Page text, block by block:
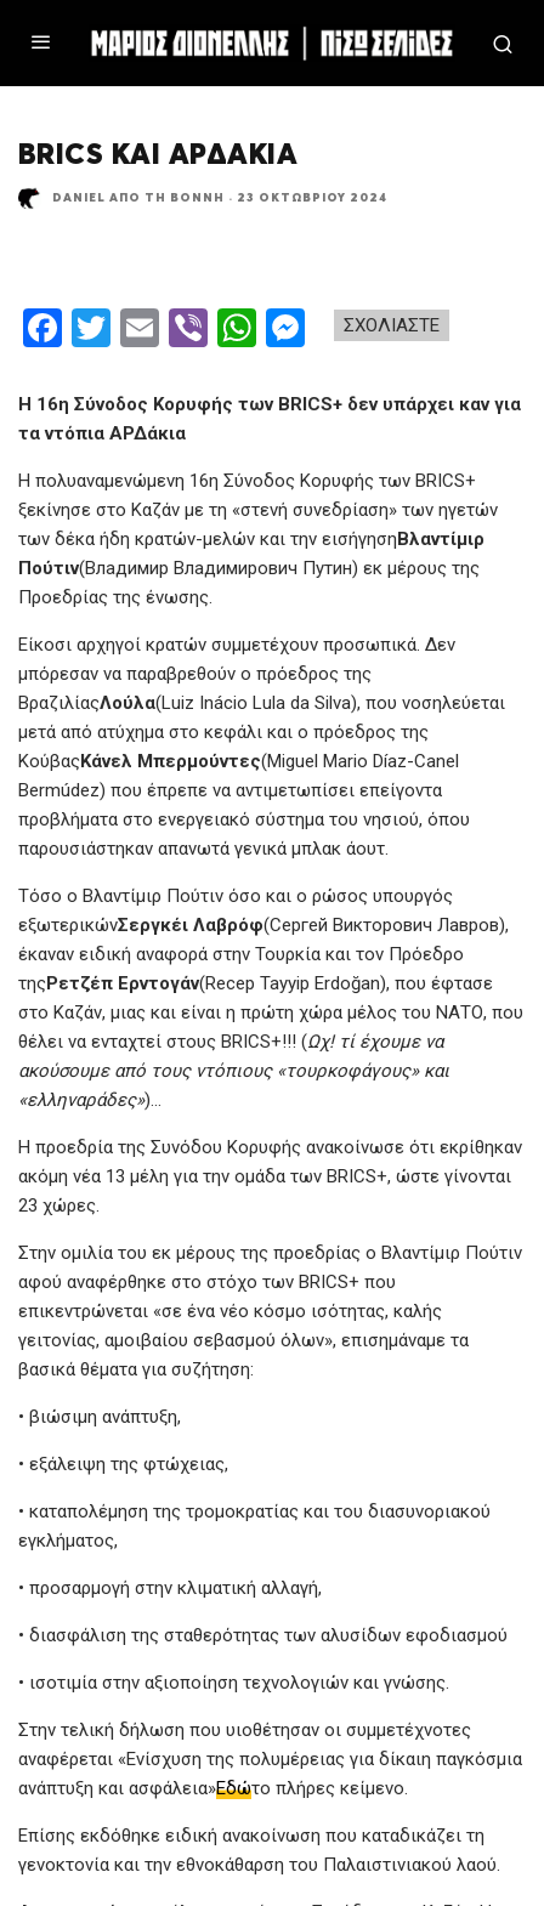
BRICS ΚΑΙ ΑΡΔΆΚΙΑ
DANIEL ΑΠΌ ΤΗ ΒΌΝΝΗ · 23 ΟΚΤΩΒΡΊΟΥ 2024
ΣΧΟΛΙΑΣΤΕ
F
ce
b
o
o
k
T
tt
er
E
ail
Vi
er
W
at
A
p
p
se
g
er
Η 16η Σύνοδος Κορυφής των BRICS+ δεν υπάρχει καν για
τα ντόπια ΑΡΔάκια
Η πολυαναμενώμενη 16η Σύνοδος Κορυφής των BRICS+
ξεκίνησε στο Καζάν με τη «στενή συνεδρίαση» των ηγετών
των δέκα ήδη κρατών-μελών και την εισήγησηΒλαντίμιρ
Πούτιν(Владимир Владимирович Путин) εκ μέρους της
Προεδρίας της ένωσης.
Είκοσι αρχηγοί κρατών συμμετέχουν προσωπικά. Δεν
μπόρεσαν να παραβρεθούν ο πρόεδρος της
ΒραζιλίαςΛούλα(Luiz Inácio Lula da Silva), που νοσηλεύεται
μετά από ατύχημα στο κεφάλι και ο πρόεδρος της
ΚούβαςΚάνελ Μπερμούντες(Miguel Mario Díaz-Canel
Bermúdez) που έπρεπε να αντιμετωπίσει επείγοντα
προβλήματα στο ενεργειακό σύστημα του νησιού, όπου
παρουσιάστηκαν απανωτά γενικά μπλακ άουτ.
Τόσο ο Βλαντίμιρ Πούτιν όσο και ο ρώσος υπουργός
εξωτερικώνΣεργκέι Λαβρόφ(Сергей Викторович Лавров‎‎),
έκαναν ειδική αναφορά στην Τουρκία και τον Πρόεδρο
τηςΡετζέπ Ερντογάν(Recep Tayyip Erdoğan), που έφτασε
στο Καζάν, μιας και είναι η πρώτη χώρα μέλος του ΝΑΤΟ, που
θέλει να ενταχτεί στους BRICS+!!! (Ωχ! τί έχουμε να
ακούσουμε από τους ντόπιους «τουρκοφάγους» και
«ελληναράδες»)…
Η προεδρία της Συνόδου Κορυφής ανακοίνωσε ότι εκρίθηκαν
ακόμη νέα 13 μέλη για την ομάδα των BRICS+, ώστε γίνονται
23 χώρες.
Στην ομιλία του εκ μέρους της προεδρίας ο Βλαντίμιρ Πούτιν
αφού αναφέρθηκε στο στόχο των BRICS+ που
επικεντρώνεται «σε ένα νέο κόσμο ισότητας, καλής
γειτονίας, αμοιβαίου σεβασμού όλων», επισημάναμε τα
βασικά θέματα για συζήτηση:
• βιώσιμη ανάπτυξη,
• εξάλειψη της φτώχειας,
• καταπολέμηση της τρομοκρατίας και του διασυνοριακού
εγκλήματος,
• προσαρμογή στην κλιματική αλλαγή,
• διασφάλιση της σταθερότητας των αλυσίδων εφοδιασμού
• ισοτιμία στην αξιοποίηση τεχνολογιών και γνώσης.
Στην τελική δήλωση που υιοθέτησαν οι συμμετέχνοτες
αναφέρεται «Ενίσχυση της πολυμέρειας για δίκαιη παγκόσμια
ανάπτυξη και ασφάλεια»Εδώτο πλήρες κείμενο.
Επίσης εκδόθηκε ειδική ανακοίνωση που καταδικάζει τη
γενοκτονία και την εθνοκάθαρση του Παλαιστινιακού λαού.